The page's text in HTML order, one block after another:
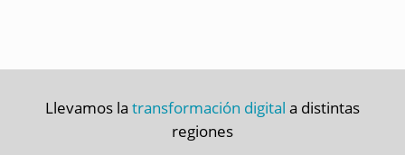
Llevamos la transformación digital a distintas
regiones